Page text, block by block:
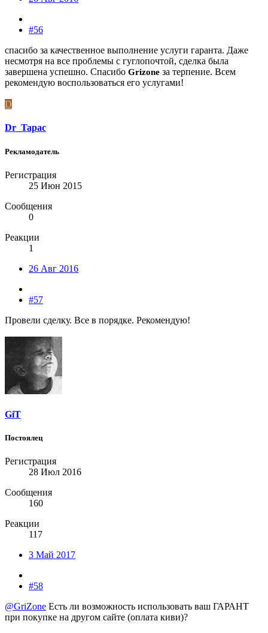
#56
спасибо за качественное выполнение услуги гаранта. Даже
несмотря на все проблемы с гуглопочтой, сделка была
завершена успешно. Спасибо Grizone за терпение. Всем
рекомендую воспользоваться его услугами!
D
Dr_Tapac
Рекламодатель
Регистрация
25 Июн 2015
Сообщения
0
Реакции
1
26 Авг 2016
#57
Провели сделку. Все в порядке. Рекомендую!
GiT
Постоялец
Регистрация
28 Июл 2016
Сообщения
160
Реакции
117
3 Май 2017
#58
@GriZone Есть ли возможность использовать ваш ГАРАНТ
при покупке на другом сайте (оплата киви)?